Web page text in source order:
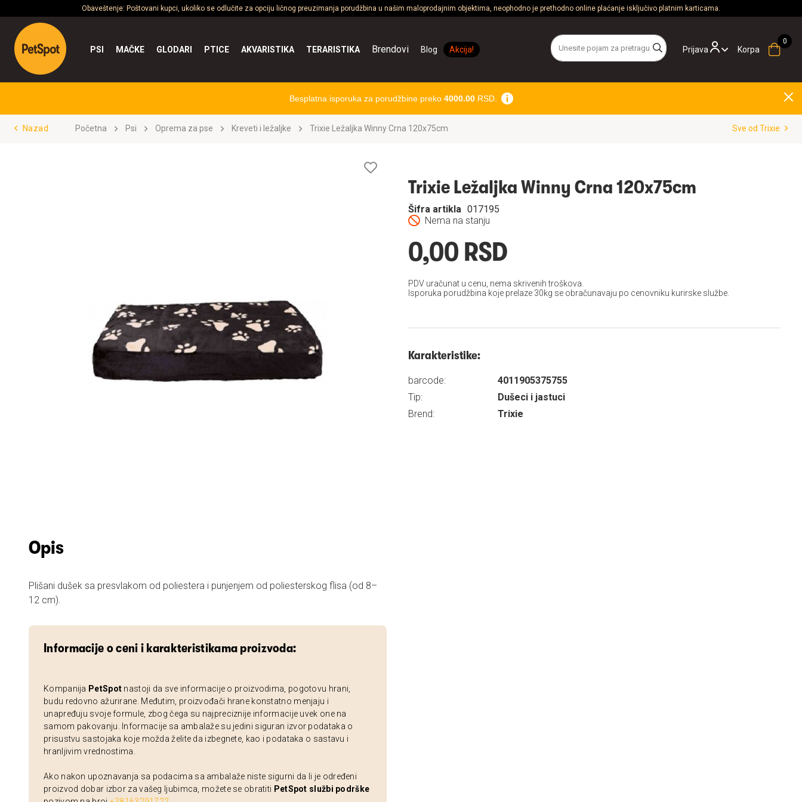
Obaveštenje: Poštovani kupci, ukoliko se odlučite za opciju ličnog preuzimanja porudžbina u našim maloprodajnim objektima, neophodno je prethodno online plaćanje isključivo platnim karticama.
Prijava
PSI MAČKE GLODARI PTICE AKVARISTIKA TERARISTIKA Brendovi Blog Akcija! Korpa
Besplatna isporuka za porudžbine preko 4000.00RSD.
Nazad Početna Psi Oprema za pse Kreveti i ležaljke Trixie Ležaljka Winny Crna 120x75cm Sve od Trixie
Opis
Plišani dušek sa presvlakom od poliestera i punjenjem od poliesterskog flisa (od 8–
12 cm).
Informacije o ceni i karakteristikama proizvoda:
Kompanija PetSpot nastoji da sve informacije o proizvodima, pogotovu hrani,
budu redovno ažurirane. Međutim, proizvođači hrane konstatno menjaju i
unapređuju svoje formule, zbog čega su najpreciznije informacije uvek one na
samom pakovanju. Informacije sa ambalaže su jedini siguran izvor podataka o
prisustvu sastojaka koje možda želite da izbegnete, kao i podataka o sastavu i
hranljivim vrednostima.
Ako nakon upoznavanja sa podacima sa ambalaže niste sigurni da li je određeni
proizvod dobar izbor za vašeg ljubimca, možete se obratiti PetSpot službi podrške
želja
Trixie Ležaljka Winny Crna 120x75cm
Nema na stanju
Šifra artikla 017195
0,00 RSD
PDV uračunat u cenu, nema skrivenih troškova.
Isporuka porudžbina koje prelaze 30kg se obračunavaju po cenovniku kurirske službe.
Karakteristike:
barcode:
4011905375755
Tip:
Dušeci i jastuci
Brend:
Trixie